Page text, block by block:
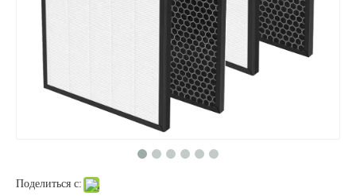
Поделиться с: